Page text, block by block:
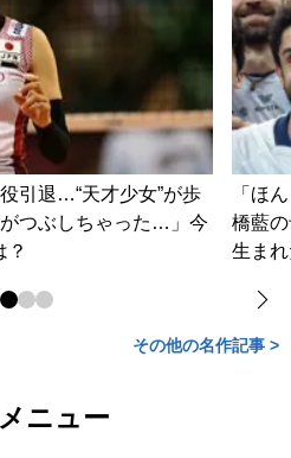
引退…“天才少女”が歩
つぶしちゃった…」今
？
「ほ
橋藍
生ま
その他の名作記事 >
ニュー